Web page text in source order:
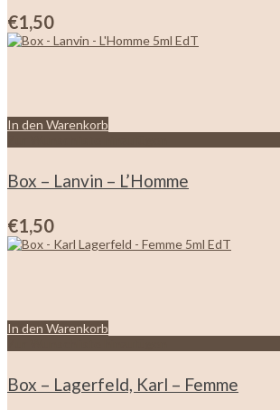
€1,50
In den Warenkorb
Box – Lanvin – L’Homme
€1,50
In den Warenkorb
Box – Lagerfeld, Karl – Femme